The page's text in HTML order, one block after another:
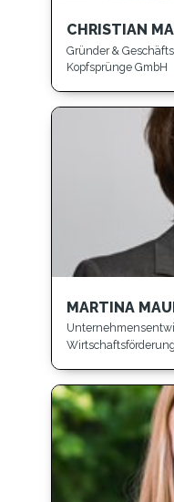
CHRISTIAN
Gründer &
Kopfsprünge GmbH
MARTINA